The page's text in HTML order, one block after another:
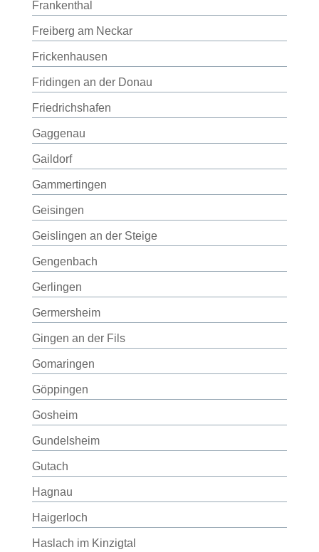
Frankenthal
Freiberg am Neckar
Frickenhausen
Fridingen an der Donau
Friedrichshafen
Gaggenau
Gaildorf
Gammertingen
Geisingen
Geislingen an der Steige
Gengenbach
Gerlingen
Germersheim
Gingen an der Fils
Gomaringen
Göppingen
Gosheim
Gundelsheim
Gutach
Hagnau
Haigerloch
Haslach im Kinzigtal